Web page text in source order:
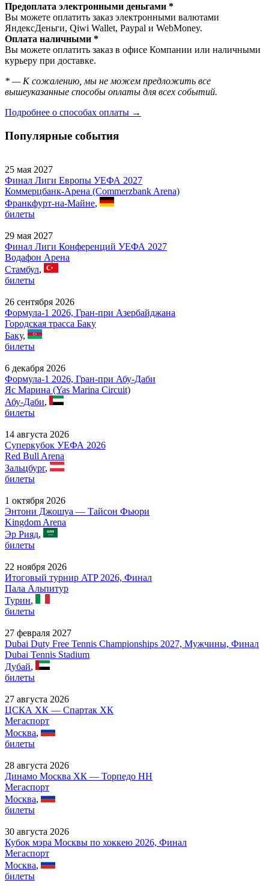
Предоплата электронными деньгами *
Вы можете оплатить заказ электронными валютами
ЯндексДеньги, Qiwi Wallet, Paypal и WebMoney.
Оплата наличными *
Вы можете оплатить заказ в офисе Компании или наличными
курьеру при доставке.
* — К сожалению, мы не можем предложить все
вышеуказанные способы оплаты для всех событий.
Подробнее о способах оплаты →
Популярные события
25 мая 2027
Финал Лиги Европы УЕФА 2027
Коммерцбанк-Арена (Commerzbank Arena)
Франкфурт-на-Майне,
билеты
29 мая 2027
Финал Лиги Конференций УЕФА 2027
Водафон Арена
Стамбул,
билеты
26 сентября 2026
Формула-1 2026, Гран-при Азербайджана
Городская трасса Баку
Баку,
билеты
6 декабря 2026
Формула-1 2026, Гран-при Абу-Даби
Яс Марина (Yas Marina Circuit)
Абу-Даби,
билеты
14 августа 2026
Суперкубок УЕФА 2026
Red Bull Arena
Зальцбург,
билеты
1 октября 2026
Энтони Джошуа — Тайсон Фьюри
Kingdom Arena
Эр Рияд,
билеты
22 ноября 2026
Итоговый турнир ATP 2026, Финал
Пала Альпитур
Турин,
билеты
27 февраля 2027
Dubai Duty Free Tennis Championships 2027, Мужчины, Финал
Dubai Tennis Stadium
Дубай,
билеты
27 августа 2026
ЦСКА ХК — Спартак ХК
Мегаспорт
Москва,
билеты
28 августа 2026
Динамо Москва ХК — Торпедо НН
Мегаспорт
Москва,
билеты
30 августа 2026
Кубок мэра Москвы по хоккею 2026, Финал
Мегаспорт
Москва,
билеты